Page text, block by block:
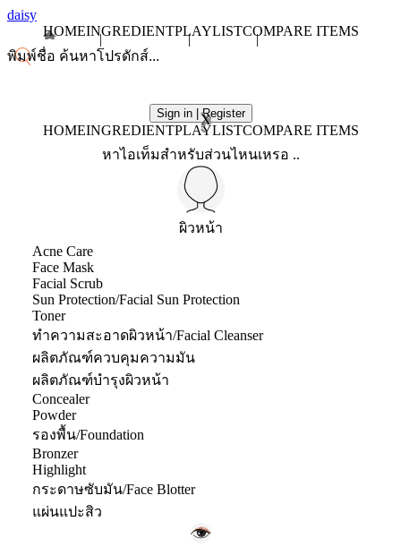
daisy
HOMEINGREDIENTPLAYLISTCOMPARE ITEMS
Sign in | Register
X
HOMEINGREDIENTPLAYLISTCOMPARE ITEMS
หาไอเท็มสำหรับส่วนไหนเหรอ ..
ผิวหน้า
Acne Care
Face Mask
Facial Scrub
Sun Protection/Facial Sun Protection
Toner
ทำความสะอาดผิวหน้า/Facial Cleanser
ผลิตภัณฑ์ควบคุมความมัน
ผลิตภัณฑ์บำรุงผิวหน้า
Concealer
Powder
รองพื้น/Foundation
Bronzer
Highlight
กระดาษซับมัน/Face Blotter
แผ่นแปะสิว